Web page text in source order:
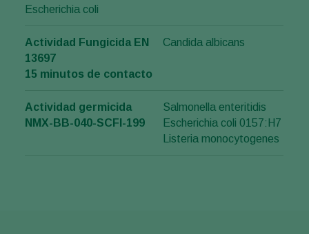
Escherichia coli
Actividad Fungicida EN
13697
15 minutos de contacto
Candida albicans
Actividad germicida
NMX-BB-040-SCFI-199
Salmonella enteritidis
Escherichia coli 0157:H7
Listeria monocytogenes